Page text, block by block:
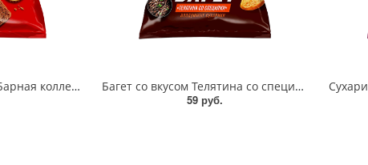
Сухарики Хруст Team Барная коллекция Стейк и черный перец 140г
Багет со вкусом Телятина со специями Хрустеам 60г
59 руб.